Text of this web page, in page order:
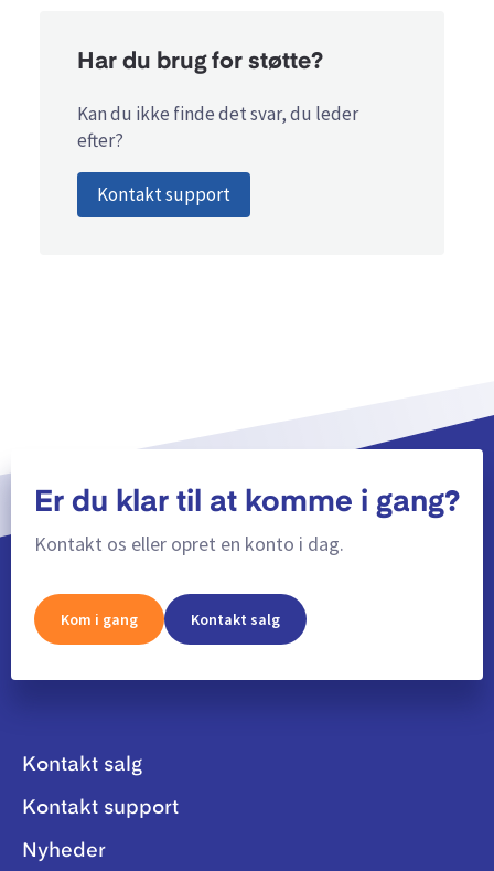
Har du brug for støtte?
Kan du ikke finde det svar, du leder
efter?
Kontakt support
Er du klar til at komme i gang?
Kontakt os eller opret en konto i dag.
Kom i gang Kontakt salg
Kontakt salg
Kontakt support
Nyheder